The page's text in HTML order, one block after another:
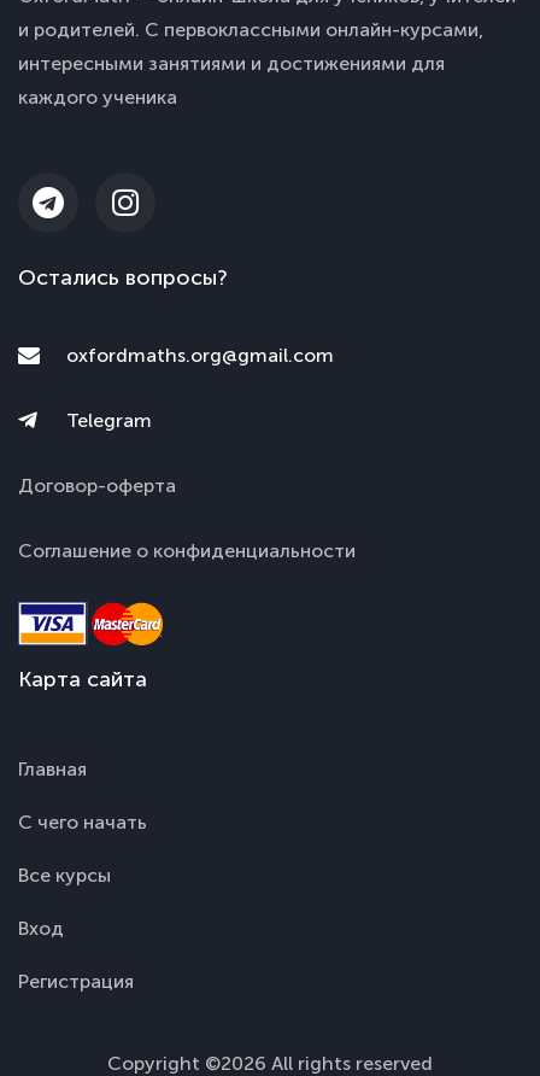
и родителей. С первоклассными онлайн-курсами,
интересными занятиями и достижениями для
каждого ученика
Остались вопросы?
oxfordmaths.org@gmail.com
Telegram
Договор-оферта
Соглашение о конфиденциальности
Карта сайта
Главная
С чего начать
Все курсы
Вход
Регистрация
Copyright ©2026 All rights reserved